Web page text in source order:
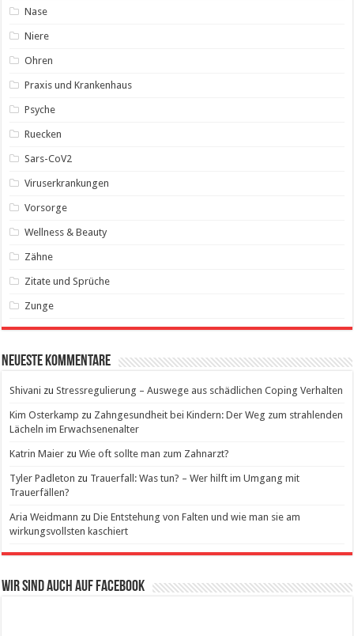
Nase
Niere
Ohren
Praxis und Krankenhaus
Psyche
Ruecken
Sars-CoV2
Viruserkrankungen
Vorsorge
Wellness & Beauty
Zähne
Zitate und Sprüche
Zunge
Neueste Kommentare
Shivani zuStressregulierung – Auswege aus schädlichen Coping Verhalten
Kim Osterkamp zu Zahngesundheit bei Kindern: Der Weg zum strahlenden
Lächeln im Erwachsenenalter
Katrin Maier zuWie oft sollte man zum Zahnarzt?
Tyler Padleton zu Trauerfall: Was tun? – Wer hilft im Umgang mit
Trauerfällen?
Aria Weidmann zuDie Entstehung von Falten und wie man sie am
wirkungsvollsten kaschiert
Wir sind auch auf Facebook